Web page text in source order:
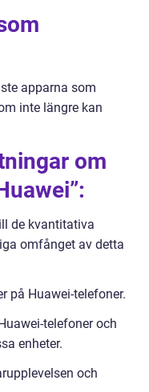
apparna som
inte längre kan
om
de kvantitativa
omfånget av detta
på Huawei-telefoner.
telefoner och
enheter.
och